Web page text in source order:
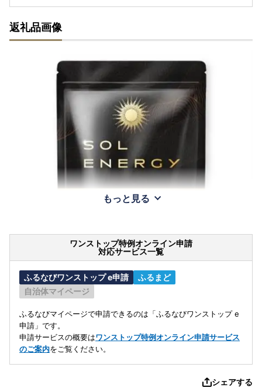
返礼品画像
もっと見る
ワンストップ特例オンライン申請
対応サービス一覧
ふるなびワンストップ e申請
ふるまど
自治体マイページ
ふるなびマイページで申請できるのは「ふるなびワンストップ e
申請」です。
申請サービスの概要はワンストップ特例オンライン申請サービス
のご案内をご覧ください。
シェアする